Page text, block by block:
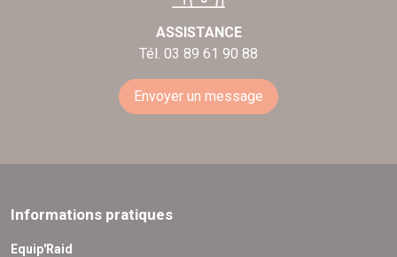
ASSISTANCE
Tél. 03 89 61 90 88
Envoyer un message
Informations pratiques
Equip'Raid